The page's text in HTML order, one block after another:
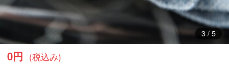
3/ 5
0円 (税込み)